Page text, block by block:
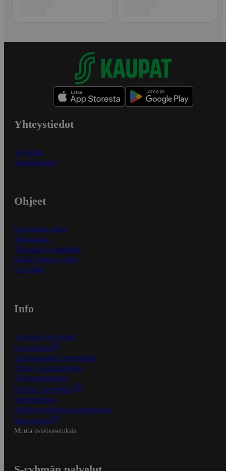
Yhteystiedot
Myymälät
Asiakaspalvelu
Ohjeet
Ensitilaajan ohjeet
Näin maksat
Näin tilaat ja muokkaat
Kaikki ohjeet ja vinkit
In English
Info
S-Business yrityksille
Oiva-raportit
Osuuskauppojen yhteystiedot
Tilaus- ja toimitusehdot
Tietosuojakäytäntö
Palvelun käyttöehdot
Saavutettavuus
Mobiilisovelluksen saavutettavuus
Mainostajalle
Muuta evästeasetuksia